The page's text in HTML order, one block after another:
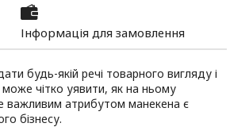
Інформація для замовлення
будь-якій речі товарного вигляду і
чітко уявити, як на ньому
важливим атрибутом манекена є
бізнесу.